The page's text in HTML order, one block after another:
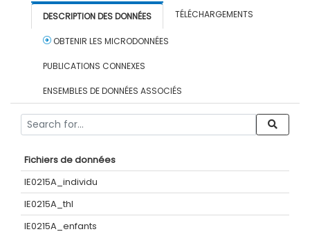
DESCRIPTION DES DONNÉES TÉLÉCHARGEMENTS
OBTENIR LES MICRODONNÉES
PUBLICATIONS CONNEXES
ENSEMBLES DE DONNÉES ASSOCIÉS
Fichiers de données
IE0215A_individu
IE0215A_thl
IE0215A_enfants